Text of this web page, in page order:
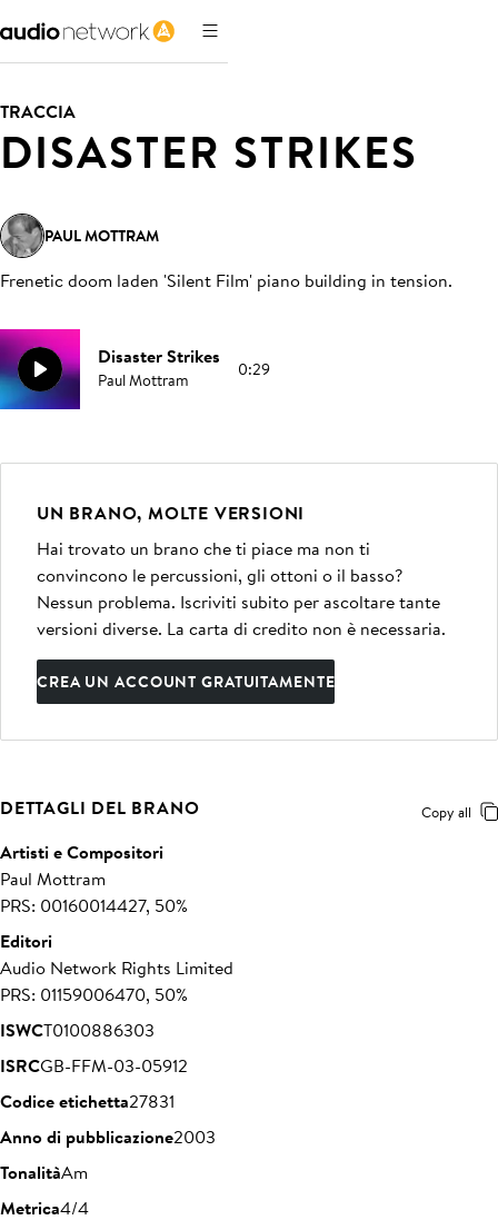
TRACCIA
DISASTER STRIKES
PAUL MOTTRAM
Frenetic doom laden 'Silent Film' piano building in tension.
Disaster Strikes
Paul Mottram 0:29
UN BRANO, MOLTE VERSIONI
Hai trovato un brano che ti piace ma non ti
convincono le percussioni, gli ottoni o il basso?
Nessun problema. Iscriviti subito per ascoltare tante
versioni diverse. La carta di credito non è necessaria.
CREA UN ACCOUNT GRATUITAMENTE
DETTAGLI DEL BRANO Copy all
Artisti e Compositori
Paul Mottram
PRS: 00160014427, 50%
Editori
Audio Network Rights Limited
PRS: 01159006470, 50%
ISWCT0100886303
ISRCGB-FFM-03-05912
Codice etichetta27831
Anno di pubblicazione2003
TonalitàAm
Metrica4/4